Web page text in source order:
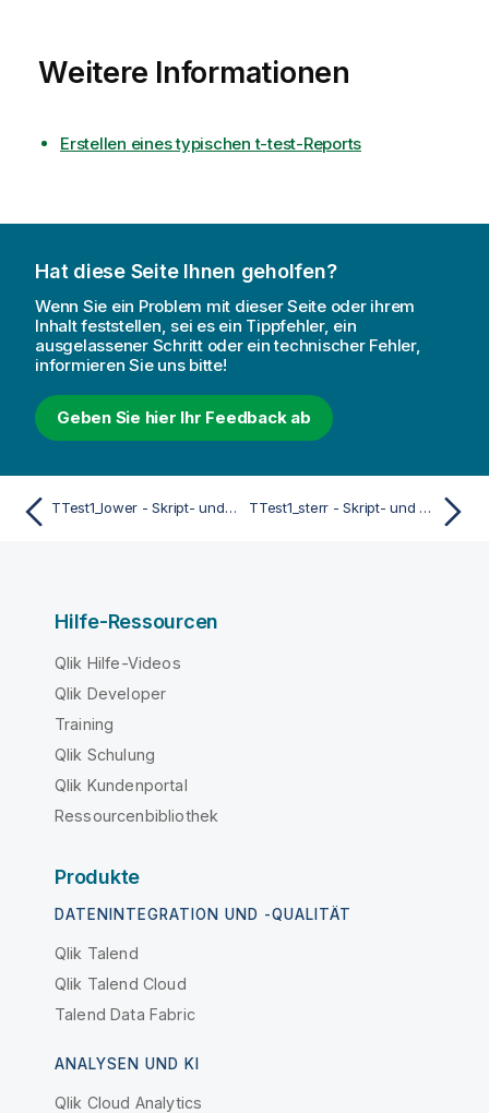
Weitere Informationen
Erstellen eines typischen t-test-Reports
Hat diese Seite Ihnen geholfen?
Wenn Sie ein Problem mit dieser Seite oder ihrem
Inhalt feststellen, sei es ein Tippfehler, ein
ausgelassener Schritt oder ein technischer Fehler,
informieren Sie uns bitte!
Geben Sie hier Ihr Feedback ab
TTest1_lower - Skript- und Diagrammfunktion TTest1_sterr - Skript- und Diagrammfunktion
Hilfe-Ressourcen
Qlik Hilfe-Videos
Qlik Developer
Training
Qlik Schulung
Qlik Kundenportal
Ressourcenbibliothek
Produkte
DATENINTEGRATION UND -QUALITÄT
Qlik Talend
Qlik Talend Cloud
Talend Data Fabric
ANALYSEN UND KI
Qlik Cloud Analytics